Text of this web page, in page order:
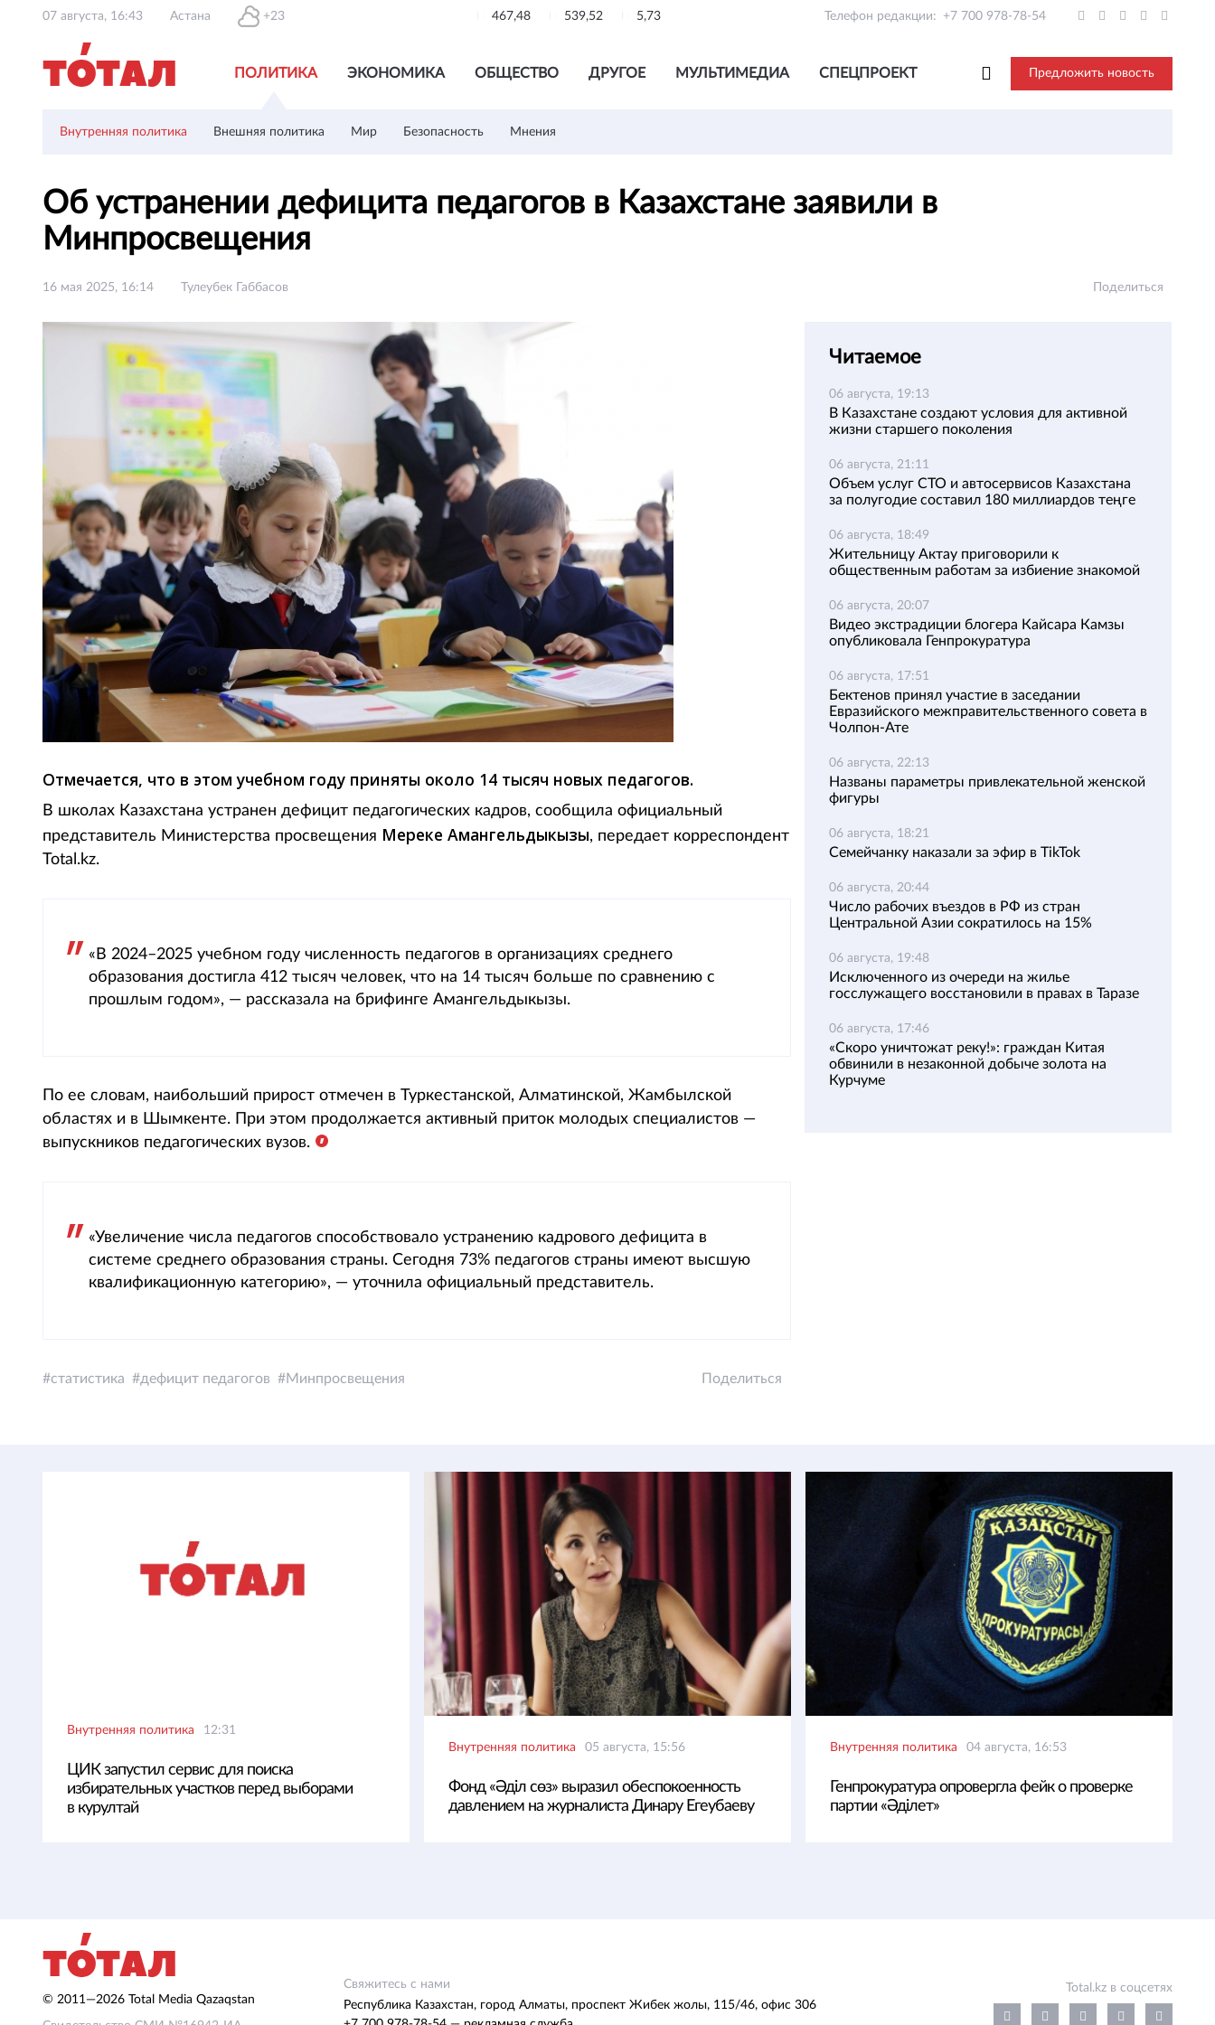
07 августа, 16:43 Астана +23 467,48 539,52 5,73 Телефон редакции: +7 700 978-78-54
ПОЛИТИКА ЭКОНОМИКА ОБЩЕСТВО ДРУГОЕ МУЛЬТИМЕДИА СПЕЦПРОЕКТ Предложить новость
Внутренняя политика Внешняя политика Мир Безопасность Мнения
Об устранении дефицита педагогов в Казахстане заявили в
Минпросвещения
16 мая 2025, 16:14 Тулеубек Габбасов Поделиться
Отмечается, что в этом учебном году приняты около 14 тысяч новых педагогов.
В школах Казахстана устранен дефицит педагогических кадров, сообщила официальный
представитель Министерства просвещения Мереке Амангельдыкызы, передает корреспондент
Total.kz.
«В 2024–2025 учебном году численность педагогов в организациях среднего
образования достигла 412 тысяч человек, что на 14 тысяч больше по сравнению с
прошлым годом», — рассказала на брифинге Амангельдыкызы.
По ее словам, наибольший прирост отмечен в Туркестанской, Алматинской, Жамбылской
областях и в Шымкенте. При этом продолжается активный приток молодых специалистов —
выпускников педагогических вузов.
«Увеличение числа педагогов способствовало устранению кадрового дефицита в
системе среднего образования страны. Сегодня 73% педагогов страны имеют высшую
квалификационную категорию», — уточнила официальный представитель.
статистика дефицит педагогов Минпросвещения Поделиться
Читаемое
06 августа, 19:13
В Казахстане создают условия для активной
жизни старшего поколения
06 августа, 21:11
Объем услуг СТО и автосервисов Казахстана
за полугодие составил 180 миллиардов теңге
06 августа, 18:49
Жительницу Актау приговорили к
общественным работам за избиение знакомой
06 августа, 20:07
Видео экстрадиции блогера Кайсара Камзы
опубликовала Генпрокуратура
06 августа, 17:51
Бектенов принял участие в заседании
Евразийского межправительственного совета в
Чолпон-Ате
06 августа, 22:13
Названы параметры привлекательной женской
фигуры
06 августа, 18:21
Семейчанку наказали за эфир в TikTok
06 августа, 20:44
Число рабочих въездов в РФ из стран
Центральной Азии сократилось на 15%
06 августа, 19:48
Исключенного из очереди на жилье
госслужащего восстановили в правах в Таразе
06 августа, 17:46
«Скоро уничтожат реку!»: граждан Китая
обвинили в незаконной добыче золота на
Курчуме
Внутренняя политика 12:31
ЦИК запустил сервис для поиска
избирательных участков перед выборами
в курултай
Внутренняя политика 05 августа, 15:56
Фонд «Әділ сөз» выразил обеспокоенность
давлением на журналиста Динару Егеубаеву
Внутренняя политика 04 августа, 16:53
Генпрокуратура опровергла фейк о проверке
партии «Әділет»
© 2011—2026 Total Media Qazaqstan
Свяжитесь с нами
Республика Казахстан, город Алматы, проспект Жибек жолы, 115/46, офис 306
Total.kz в соцсетях